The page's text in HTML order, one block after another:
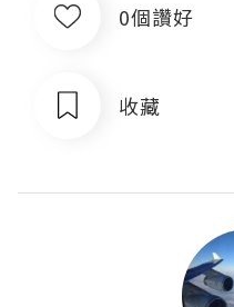
0個讚好
收藏